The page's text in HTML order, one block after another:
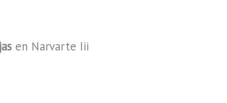
en Narvarte Iii